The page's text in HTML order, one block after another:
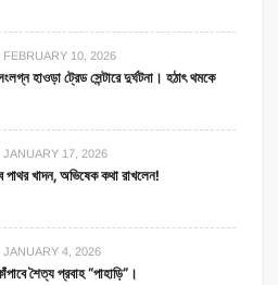
FEBRUARY 10, 2026
হাওড়া ট্রেড সেন্টারে দুর্ঘটনা। হঠাৎ থমকে
JANUARY 17, 2026
পাথর খাদন, অভিষেক কথা রাখলেন!
JANUARY 4, 2026
শৈত্য প্রবাহ “পাহাড়ি”।